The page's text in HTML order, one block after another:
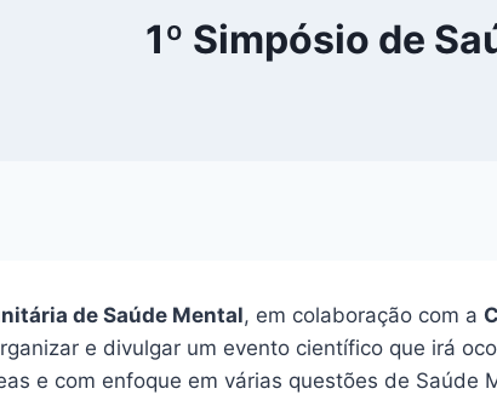
1º Simpósio de
de Saúde Mental, em colaboração com a
e divulgar um evento científico que irá
e com enfoque em várias questões de Saúde